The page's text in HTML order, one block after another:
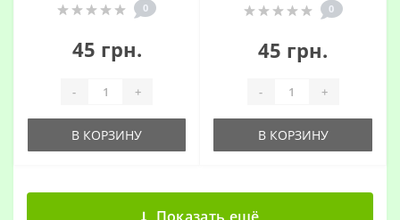
0
45 грн.
- +
В КОРЗИНУ
0
45 грн.
- +
В КОРЗИНУ